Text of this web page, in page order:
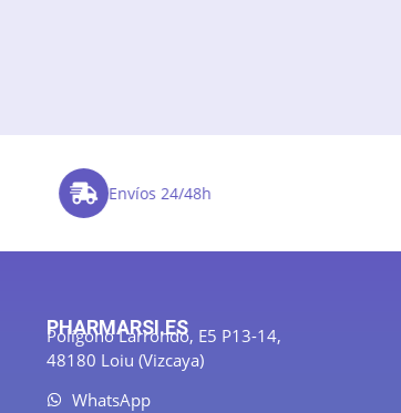
Envíos 24/48h
PHARMARSI.ES
Polígono Larrondo, E5 P13-14,
48180 Loiu (Vizcaya)
WhatsApp